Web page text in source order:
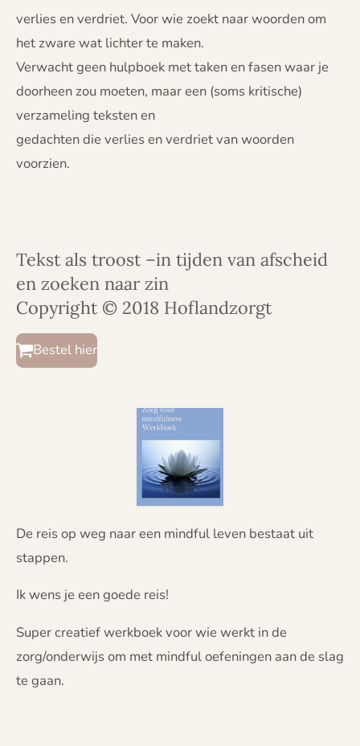
verlies en verdriet. Voor wie zoekt naar woorden om
het zware wat lichter te maken.
Verwacht geen hulpboek met taken en fasen waar je
doorheen zou moeten, maar een (soms kritische)
verzameling teksten en
gedachten die verlies en verdriet van woorden
voorzien.
Tekst als troost –in tijden van afscheid
en zoeken naar zin
Copyright © 2018 Hoflandzorgt
Bestel hier
De reis op weg naar een mindful leven bestaat uit
stappen.
Ik wens je een goede reis!
Super creatief werkboek voor wie werkt in de
zorg/onderwijs om met mindful oefeningen aan de slag
te gaan.